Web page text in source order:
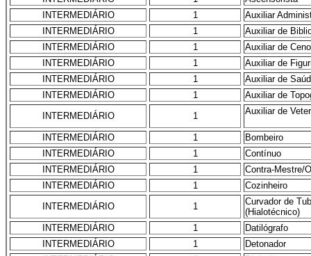
INTERMEDIÁRIO
1
Auxiliar
INTERMEDIÁRIO
1
Auxiliar de
INTERMEDIÁRIO
1
Auxiliar de
INTERMEDIÁRIO
1
Auxiliar de
INTERMEDIÁRIO
1
Auxiliar de
INTERMEDIÁRIO
1
Auxiliar de
INTERMEDIÁRIO
1 Auxiliar de
INTERMEDIÁRIO 1
Bombeiro
INTERMEDIÁRIO
1
Contínuo
INTERMEDIÁRIO
1
Contra-Mestre/
INTERMEDIÁRIO
1
Cozinheiro
INTERMEDIÁRIO
1
Curvador de
(Hialotécnico)
INTERMEDIÁRIO
1
Datilógrafo
INTERMEDIÁRIO
1
Detonador